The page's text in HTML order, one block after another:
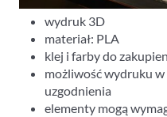
wydruk 3D
materiał: PLA
klej i farby do
możliwość wydruku w
uzgodnienia
elementy mogą